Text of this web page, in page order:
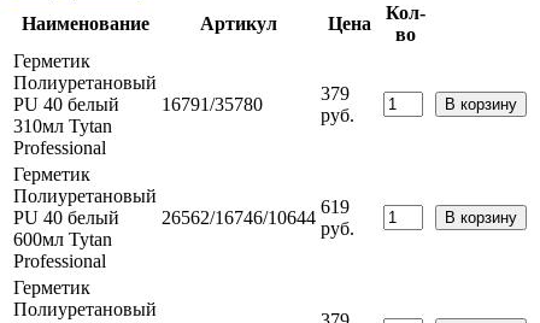
Наименование
Артикул Цена
Кол-
во
Герметик
Полиуретановый
PU 40 белый
310мл Tytan
Professional
16791/35780
379
руб.
Герметик
Полиуретановый
PU 40 белый
600мл Tytan
Professional
26562/16746/10644
619
руб.
Герметик
Полиуретановый